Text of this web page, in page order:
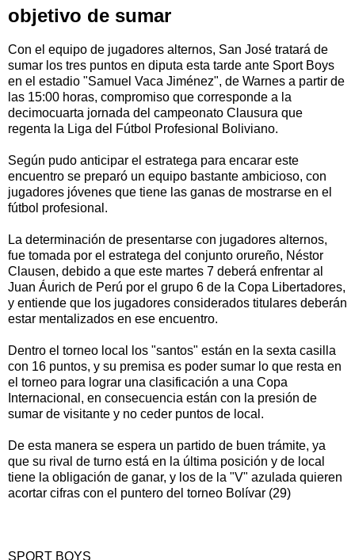
objetivo de sumar
Con el equipo de jugadores alternos, San José tratará de
sumar los tres puntos en diputa esta tarde ante Sport Boys
en el estadio "Samuel Vaca Jiménez", de Warnes a partir de
las 15:00 horas, compromiso que corresponde a la
decimocuarta jornada del campeonato Clausura que
regenta la Liga del Fútbol Profesional Boliviano.
Según pudo anticipar el estratega para encarar este
encuentro se preparó un equipo bastante ambicioso, con
jugadores jóvenes que tiene las ganas de mostrarse en el
fútbol profesional.
La determinación de presentarse con jugadores alternos,
fue tomada por el estratega del conjunto orureño, Néstor
Clausen, debido a que este martes 7 deberá enfrentar al
Juan Áurich de Perú por el grupo 6 de la Copa Libertadores,
y entiende que los jugadores considerados titulares deberán
estar mentalizados en ese encuentro.
Dentro el torneo local los "santos" están en la sexta casilla
con 16 puntos, y su premisa es poder sumar lo que resta en
el torneo para lograr una clasificación a una Copa
Internacional, en consecuencia están con la presión de
sumar de visitante y no ceder puntos de local.
De esta manera se espera un partido de buen trámite, ya
que su rival de turno está en la última posición y de local
tiene la obligación de ganar, y los de la "V" azulada quieren
acortar cifras con el puntero del torneo Bolívar (29)
SPORT BOYS